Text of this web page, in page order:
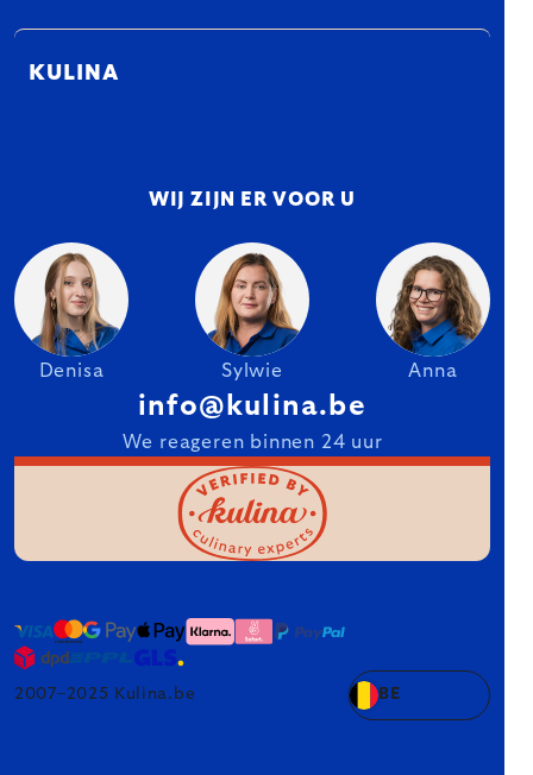
KULINA
WIJ ZIJN ER VOOR U
Denisa Sylwie Anna
info@kulina.be
We reageren binnen 24 uur
2007–2025 Kulina.be BE